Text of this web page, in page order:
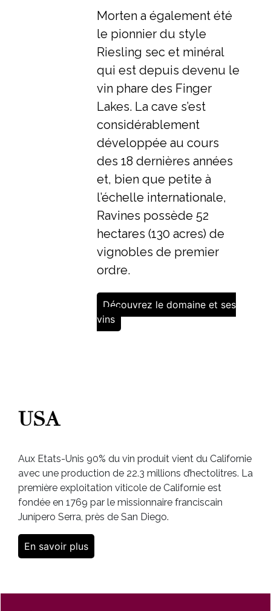
Morten a également été
le pionnier du style
Riesling sec et minéral
qui est depuis devenu le
vin phare des Finger
Lakes. La cave s’est
considérablement
développée au cours
des 18 dernières années
et, bien que petite à
l’échelle internationale,
Ravines possède 52
hectares (130 acres) de
vignobles de premier
ordre.
Découvrez le domaine et ses
vins
USA
Aux Etats-Unis 90% du vin produit vient du Californie
avec une production de 22.3 millions d’hectolitres. La
première exploitation viticole de Californie est
fondée en 1769 par le missionnaire franciscain
Junípero Serra, près de San Diego.
En savoir plus